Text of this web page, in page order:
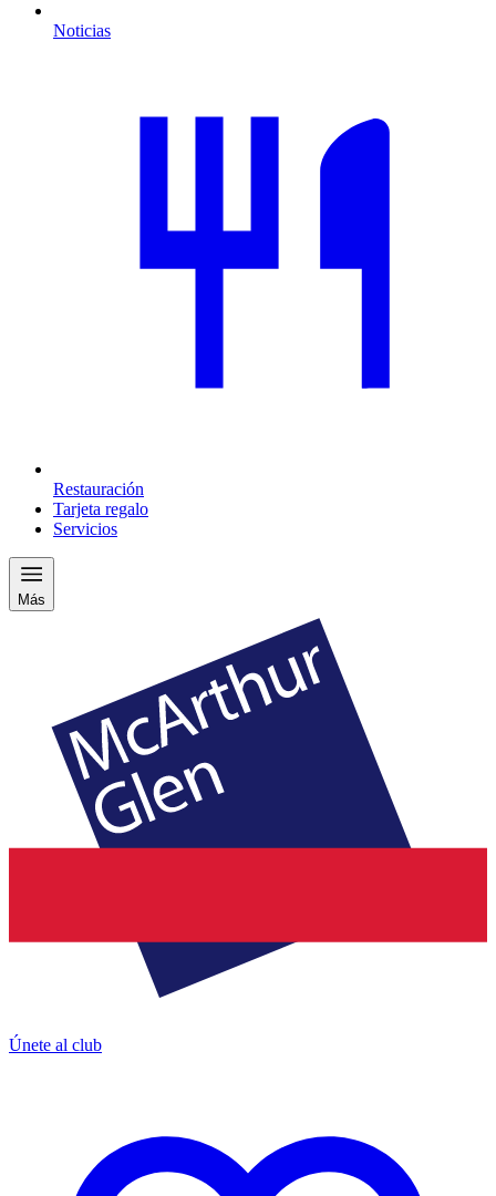
Noticias
Restauración
Tarjeta regalo
Servicios
Más
Únete al club